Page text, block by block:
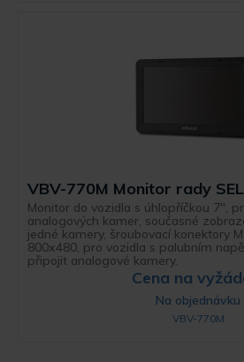
VBV-770M Monitor rady
Monitor do vozidla s úhlopříčkou 7",
analogových kamer, současné
jedné kamery, šroubovací konektory
800x480, pro vozidla s palubním
připojit analogové kamery.
Cena na
Na objednávku
VBV-770M